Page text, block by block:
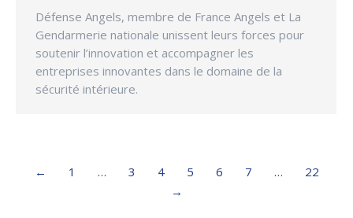
Défense Angels, membre de France Angels et La
Gendarmerie nationale unissent leurs forces pour
soutenir l’innovation et accompagner les
entreprises innovantes dans le domaine de la
sécurité intérieure.
← 1 … 3 4 5 6 7 …
22
→